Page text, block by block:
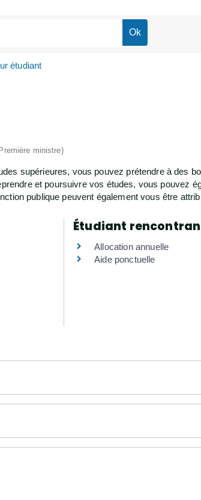
étudiant
ministre)
supérieures, vous pouvez prétendre à des
et poursuivre vos études, vous pouvez
publique peuvent également vous être
Étudiant
Allocation annuelle
Aide ponctuelle